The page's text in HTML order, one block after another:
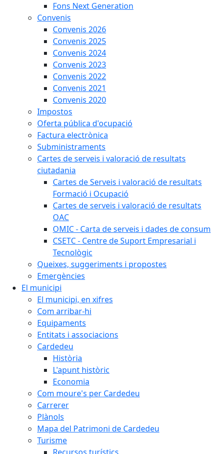
Fons Next Generation
Convenis
Convenis 2026
Convenis 2025
Convenis 2024
Convenis 2023
Convenis 2022
Convenis 2021
Convenis 2020
Impostos
Oferta pública d'ocupació
Factura electrònica
Subministraments
Cartes de serveis i valoració de resultats
ciutadania
Cartes de Serveis i valoració de resultats
Formació i Ocupació
Cartes de serveis i valoració de resultats
OAC
OMIC - Carta de serveis i dades de consum
CSETC - Centre de Suport Empresarial i
Tecnològic
Queixes, suggeriments i propostes
Emergències
El municipi
El municipi, en xifres
Com arribar-hi
Equipaments
Entitats i associacions
Cardedeu
Història
L'apunt històric
Economia
Com moure's per Cardedeu
Carrerer
Plànols
Mapa del Patrimoni de Cardedeu
Turisme